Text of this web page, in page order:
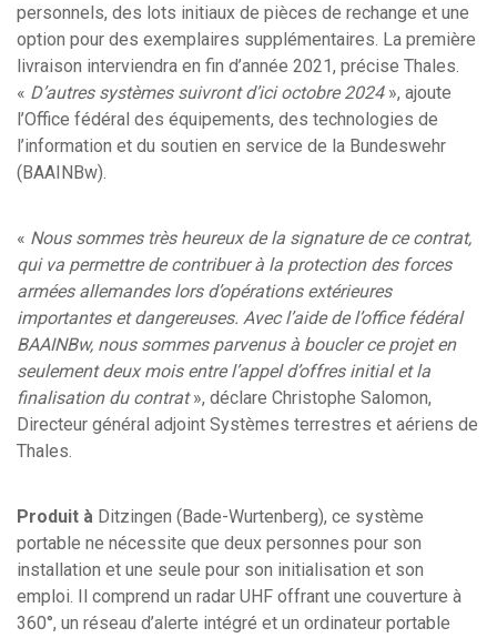
personnels, des lots initiaux de pièces de rechange et une
option pour des exemplaires supplémentaires. La première
livraison interviendra en fin d’année 2021, précise Thales.
« D’autres systèmes suivront d’ici octobre 2024», ajoute
l’Office fédéral des équipements, des technologies de
l’information et du soutien en service de la Bundeswehr
(BAAINBw).
« Nous sommes très heureux de la signature de ce contrat,
qui va permettre de contribuer à la protection des forces
armées allemandes lors d’opérations extérieures
importantes et dangereuses. Avec l’aide de l’office fédéral
BAAINBw, nous sommes parvenus à boucler ce projet en
seulement deux mois entre l’appel d’offres initial et la
finalisation du contrat», déclare Christophe Salomon,
Directeur général adjoint Systèmes terrestres et aériens de
Thales.
Produit à Ditzingen (Bade-Wurtenberg), ce système
portable ne nécessite que deux personnes pour son
installation et une seule pour son initialisation et son
emploi. Il comprend un radar UHF offrant une couverture à
360°, un réseau d’alerte intégré et un ordinateur portable